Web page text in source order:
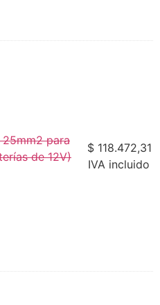
para
de 12V)
$ 118.472,31
IVA incluido